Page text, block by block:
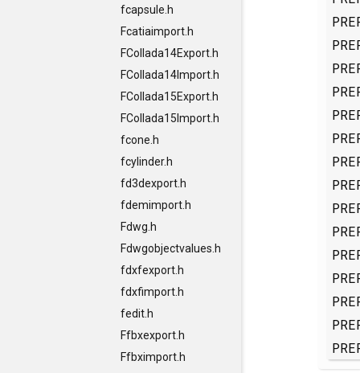
fcapsule.h
Fcatiaimport.h
FCollada14Export.h
FCollada14Import.h
FCollada15Export.h
FCollada15Import.h
fcone.h
fcylinder.h
fd3dexport.h
fdemimport.h
Fdwg.h
Fdwgobjectvalues.h
fdxfexport.h
fdxfimport.h
fedit.h
Ffbxexport.h
Ffbximport.h